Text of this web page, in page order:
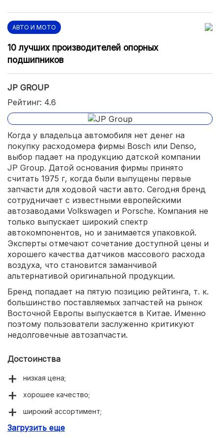
АВТО И МОТО
10 лучших производителей опорных
подшипников
JP GROUP
Рейтинг: 4.6
Когда у владельца автомобиля нет денег на
покупку расходомера фирмы Bosch или Denso,
выбор падает на продукцию датской компании
JP Group. Датой основания фирмы принято
считать 1975 г, когда были выпущены первые
запчасти для ходовой части авто. Сегодня бренд
сотрудничает с известными европейскими
автозаводами Volkswagen и Porsche. Компания не
только выпускает широкий спектр
автокомпонентов, но и занимается упаковкой.
Эксперты отмечают сочетание доступной цены и
хорошего качества датчиков массового расхода
воздуха, что становится заманчивой
альтернативой оригинальной продукции.
Бренд попадает на пятую позицию рейтинга, т. к.
большинство поставляемых запчастей на рынок
Восточной Европы выпускается в Китае. Именно
поэтому пользователи заслуженно критикуют
недолговечные автозапчасти.
Достоинства
низкая цена;
хорошее качество;
широкий ассортимент;
высокая популярность.
Загрузить еще